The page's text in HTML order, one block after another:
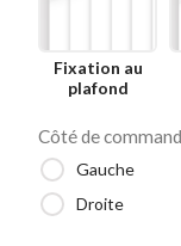
Fixation au
plafond
Côté de
Gauche
Droite